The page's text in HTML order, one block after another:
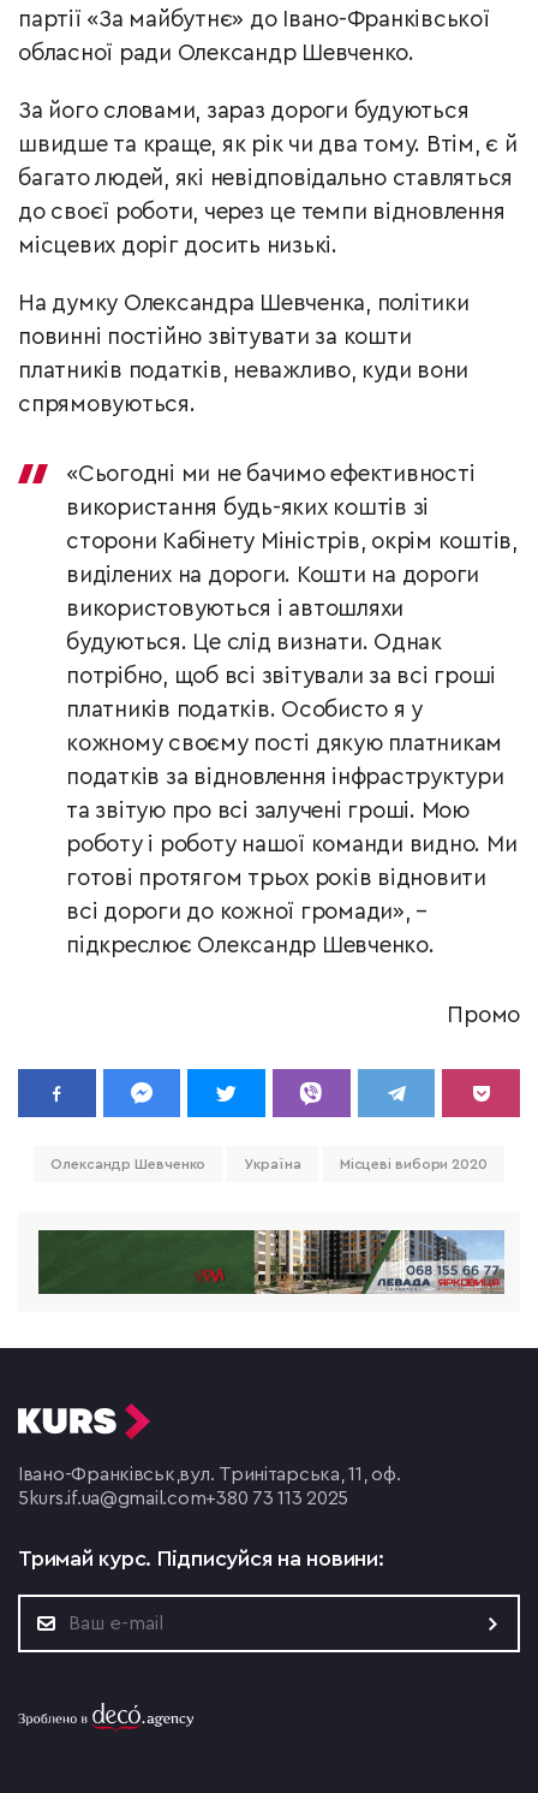
партії «За майбутнє» до Івано-Франківської
обласної ради Олександр Шевченко.
За його словами, зараз дороги будуються
швидше та краще, як рік чи два тому. Втім, є й
багато людей, які невідповідально ставляться
до своєї роботи, через це темпи відновлення
місцевих доріг досить низькі.
На думку Олександра Шевченка, політики
повинні постійно звітувати за кошти
платників податків, неважливо, куди вони
спрямовуються.
«Сьогодні ми не бачимо ефективності
використання будь-яких коштів зі
сторони Кабінету Міністрів, окрім коштів,
виділених на дороги. Кошти на дороги
використовуються і автошляхи
будуються. Це слід визнати. Однак
потрібно, щоб всі звітували за всі гроші
платників податків. Особисто я у
кожному своєму пості дякую платникам
податків за відновлення інфраструктури
та звітую про всі залучені гроші. Мою
роботу і роботу нашої команди видно. Ми
готові протягом трьох років відновити
всі дороги до кожної громади», –
підкреслює Олександр Шевченко.
Промо
Олександр Шевченко Україна Місцеві вибори 2020
Івано-Франківськ,вул. Тринітарська, 11, оф.
5 kurs.if.ua@gmail.com+380 73 113 2025
Тримай курс. Підписуйся на новини: